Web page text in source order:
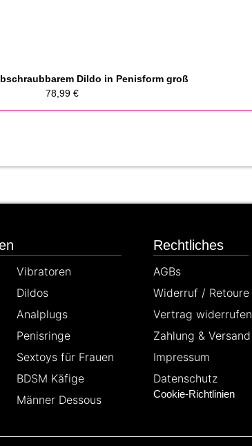
Dildo in Penisform groß
78,99 €
Vibratoren
Dildos
Analplugs
Penisringe
Sextoys für Frauen
BDSM Käfige
Männer Dessous
Rechtliches
AGBs
Widerruf / Retoure
Vertrag widerrufen
Zahlung & Versand
Impressum
Datenschutz
Cookie-Richtlinien